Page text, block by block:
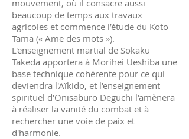
mouvement, où il consacre aussi
beaucoup de temps aux travaux
agricoles et commence l’étude du Koto
Tama (« Ame des mots »).
L'enseignement martial de Sokaku
Takeda apportera à Morihei Ueshiba une
base technique cohérente pour ce qui
deviendra l'Aïkido, et l'enseignement
spirituel d'Onisaburo Deguchi l'amènera
à réaliser la vanité du combat et à
rechercher une voie de paix et
d'harmonie.